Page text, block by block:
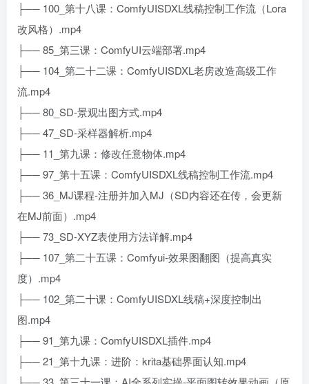
├── 100_第十八课：ComfyUISDXL线稿控制工作流（Lora
改风格）.mp4
├── 85_第三课：ComfyUI云端部署.mp4
├── 104_第二十二课：ComfyUISDXL老房改造高级工作
流.mp4
├── 80_SD-景观出图方式.mp4
├── 47_SD-采样器解析.mp4
├── 11_第九课：修改任意物体.mp4
├── 97_第十五课：ComfyUISDXL线稿控制工作流.mp4
├── 36_MJ课程-注册并加入MJ（SD内容还在传，会更新
在MJ前面）.mp4
├── 73_SD-XYZ表使用方法详解.mp4
├── 107_第二十五课：Comfyui-效果图翻图（提高真实
度）.mp4
├── 102_第二十课：ComfyUISDXL线稿+深度控制出
图.mp4
├── 91_第九课：ComfyUISDXL插件.mp4
├── 21_第十九课：进阶：krita基础界面认知.mp4